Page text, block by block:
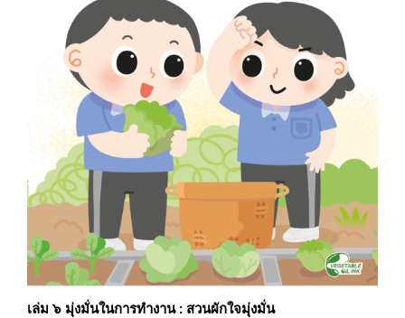
เล่ม ๖ มุ่งมั่นในการทำงาน : สวนผักใจมุ่งมั่น